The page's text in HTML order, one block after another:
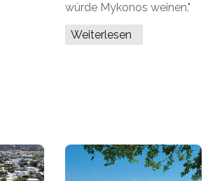
würde Mykonos weinen."
Weiterlesen